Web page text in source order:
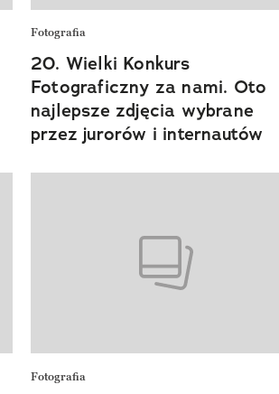
Fotografia
20. Wielki Konkurs
Fotograficzny za nami. Oto
najlepsze zdjęcia wybrane
przez jurorów i internautów
Fotografia